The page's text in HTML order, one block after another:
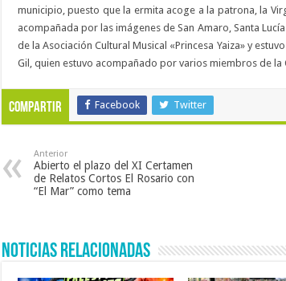
municipio, puesto que la ermita acoge a la patrona, la
acompañada por las imágenes de San Amaro, Santa
de la Asociación Cultural Musical «Princesa Yaiza» y
Gil, quien estuvo acompañado por varios miembros de
Compartir Facebook Twitter
Anterior
Abierto el plazo del XI Certamen
de Relatos Cortos El Rosario con
“El Mar” como tema
Noticias Relacionadas